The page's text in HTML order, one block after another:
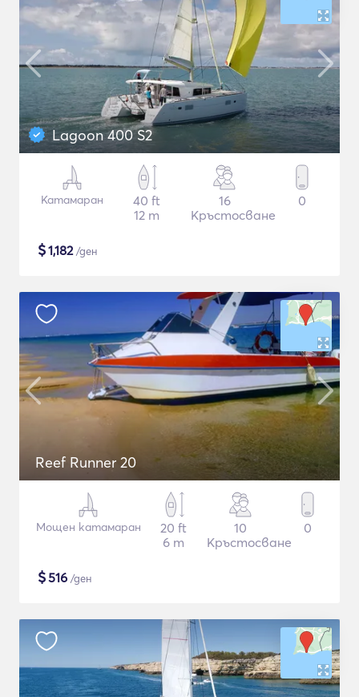
Lagoon 400 S2
Катамаран
40 ft
12 m
16
Кръстосване
0
$1,182/ден
Reef Runner 20
Мощен катамаран
20 ft
6 m
10
Кръстосване
0
$516 /ден